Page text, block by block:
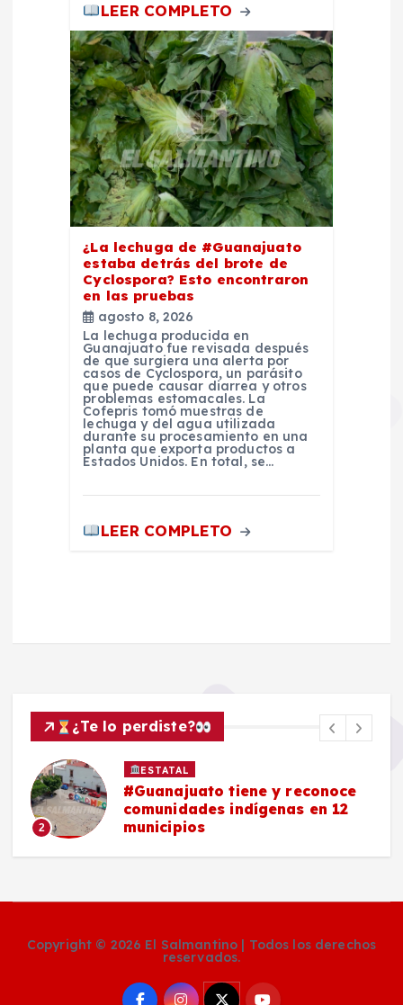
LEER COMPLETO
¿La lechuga de #Guanajuato
estaba detrás del brote de
Cyclospora? Esto encontraron
en las pruebas
agosto 8, 2026
La lechuga producida en
Guanajuato fue revisada después
de que surgiera una alerta por
casos de Cyclospora, un parásito
que puede causar diarrea y otros
problemas estomacales. La
Cofepris tomó muestras de
lechuga y del agua utilizada
durante su procesamiento en una
planta que exporta productos a
Estados Unidos. En total, se…
LEER COMPLETO
¿Te lo perdiste?
2
ESTATAL
#Guanajuato tiene y reconoce
comunidades indígenas en 12
municipios
Copyright © 2026 El Salmantino | Todos los derechos
reservados.